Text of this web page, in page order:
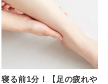
寝る前1分！【足の疲れや